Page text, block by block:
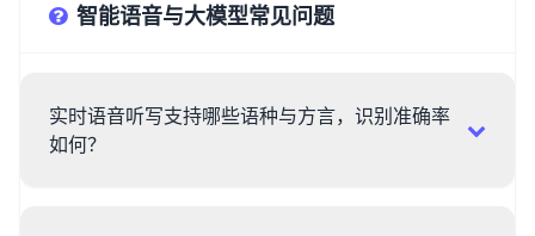
智能语音与大模型常见问题
实时语音听写支持哪些语种与方言，识别准确率
如何？